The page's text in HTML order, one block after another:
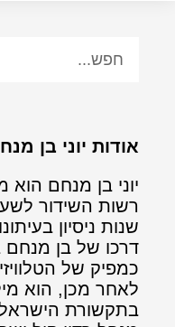
אודות יוני בן
יוני בן מנחם הוא
רשות השידור
שנות ניסיון
דרכו של בן
כמפיק של
לאחר מכן, הוא
בתקשורת